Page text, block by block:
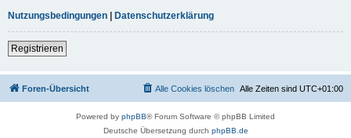
Nutzungsbedingungen | Datenschutzerklärung
Registrieren
Foren-Übersicht Alle Zeiten sind UTC+01:00
Alle Cookies löschen
Powered by phpBB® Forum Software © phpBB Limited
Deutsche Übersetzung durch phpBB.de